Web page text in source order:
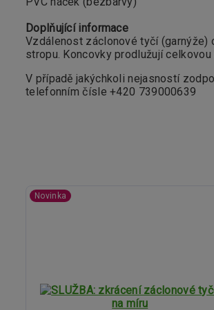
Doplňující informace
Vzdálenost záclonové tyčí (garnýže)
stropu. Koncovky prodlužují celkovou
V případě jakýchkoli nejasností
telefonním čísle +420 739000639
Novinka